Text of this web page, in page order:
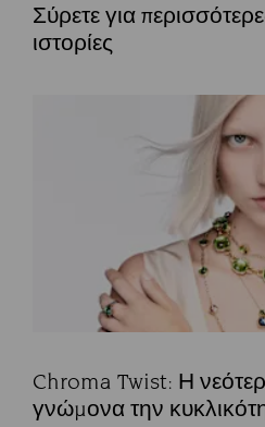
Σύρετε για
ιστορίες
Chroma Twist: Η
γνώμονα την